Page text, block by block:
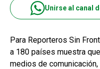
Unirse al canal
Para Reporteros Sin
a 180 países muestra
medios de